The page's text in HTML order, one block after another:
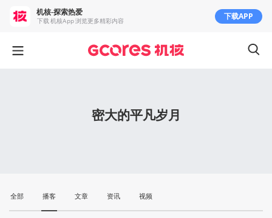
密大的平凡岁月
全部 播客 文章 资讯 视频
机核-探索热爱
下载 机核App 浏览更多精彩内容 下载APP